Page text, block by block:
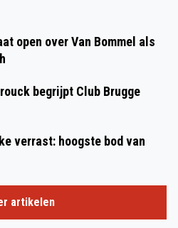
open over Van Bommel als
begrijpt Club Brugge
verrast: hoogste bod van
artikelen